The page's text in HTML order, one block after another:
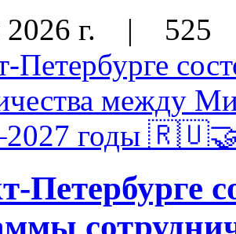
г. | 525
Петербурге